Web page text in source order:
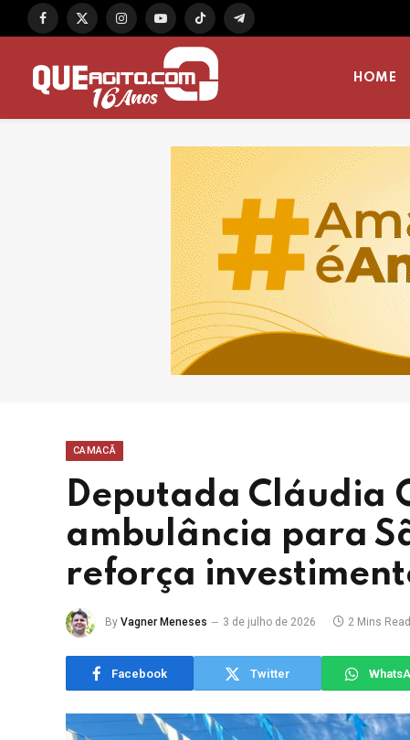
Facebook
X
InstagramYouTubeTikTok Telegram
HOME
CAMACÃ
Deputada Cláudia
ambulância para
reforça
By Vagner Meneses 3 de julho de 2026 2 Mins Read
Facebook Twitter